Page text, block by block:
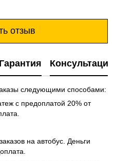
отзыв
Гарантия Консультация
следующими способами:
с предоплатой 20% от
на автобус. Деньги